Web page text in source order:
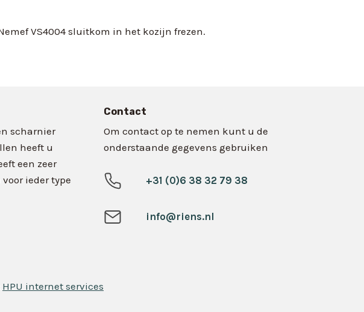
VS4004 sluitkom in het kozijn frezen.
scharnier
heeft u
een zeer
ieder type
Contact
Om contact op te nemen kunt u de
onderstaande gegevens gebruiken
+31 (0)6 38 32 79 38
info@riens.nl
HPU internet services